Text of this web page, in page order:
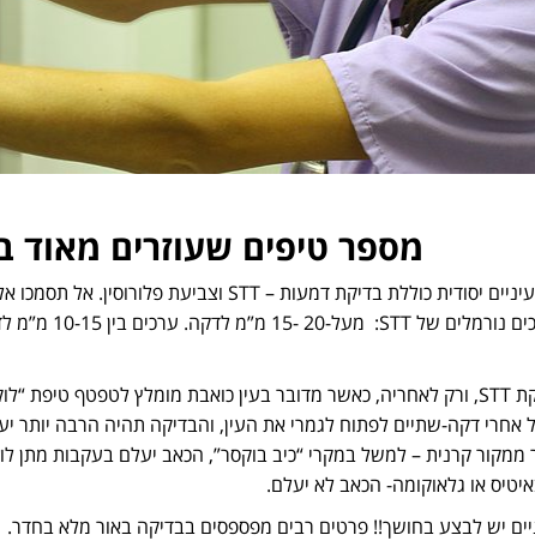
מספר טיפים שעוזרים מאוד
יסודית כוללת בדיקת דמעות –STT וצביעת פלורוסין. אל תסמכו
STT, ורק לאחריה, כאשר מדובר בעין כואבת מומלץ לטפטף טיפת
אחרי דקה-שתיים לפתוח לגמרי את העין, והבדיקה תהיה הרבה יותר
ממקור קרנית – למשל במקרי “כיב בוקסר”, הכאב יעלם בעקבות מתן
או גלאוקומה- הכאב לא יעלם.
יש לבצע בחושך!! פרטים רבים מפספסים בבדיקה באור מלא בחדר.